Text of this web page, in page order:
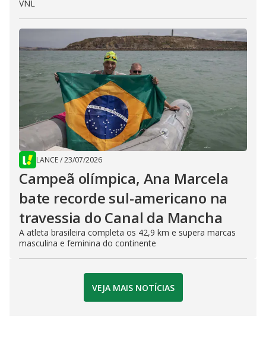
VNL
LANCE/23/07/2026
Campeã olímpica, Ana Marcela
bate recorde sul-americano na
travessia do Canal da Mancha
A atleta brasileira completa os 42,9 km e supera marcas
masculina e feminina do continente
VEJA MAIS NOTÍCIAS